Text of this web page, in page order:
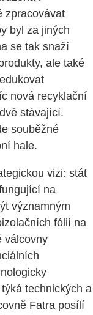
zpracovávat
byl za jiných
se tak snaží
ale také
nová recyklační
stávající.
souběžné
hale.
vizi: stát
na
významným
fólií na
válcovny
technických a
Fatra posílí